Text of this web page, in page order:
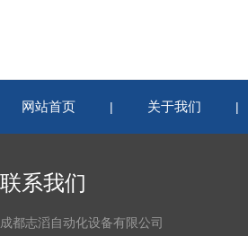
网站首页 | 关于我们 |
联系我们
成都志滔自动化设备有限公司